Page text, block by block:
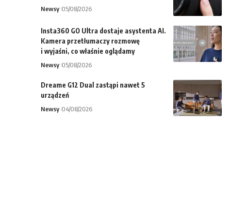
Newsy 05/08/2026
Insta360 GO Ultra dostaje asystenta AI.
Kamera przetłumaczy rozmowę
i wyjaśni, co właśnie oglądamy
Newsy 05/08/2026
Dreame G12 Dual zastąpi nawet 5
urządzeń
Newsy 04/08/2026